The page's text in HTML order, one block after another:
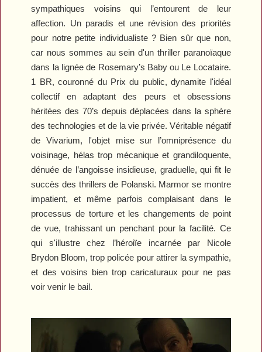
sympathiques voisins qui l’entourent de leur
affection. Un paradis et une révision des priorités
pour notre petite individualiste ? Bien sûr que non,
car nous sommes au sein d'un thriller paranoïaque
dans la lignée de Rosemary’s Babyou Le Locataire.
1 BR, couronné du Prix du public, dynamite l'idéal
collectif en adaptant des peurs et obsessions
héritées des 70’s depuis déplacées dans la sphère
des technologies et de la vie privée. Véritable négatif
deVivarium, l'objet mise sur l’omniprésence du
voisinage, hélas trop mécanique et grandiloquente,
dénuée de l’angoisse insidieuse, graduelle, qui fit le
succès des thrillers de Polanski. Marmor se montre
impatient, et même parfois complaisant dans le
processus de torture et les changements de point
de vue, trahissant un penchant pour la facilité. Ce
qui s'illustre chez l’héroiïe incarnée par Nicole
Brydon Bloom, trop policée pour attirer la sympathie,
et des voisins bien trop caricaturaux pour ne pas
voir venir le bail.